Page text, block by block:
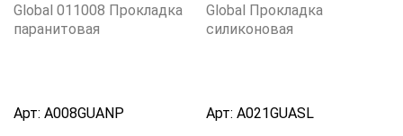
Global 011008 Прокладка
паранитовая
Арт: A008GUANP
Global Прокладка
силиконовая
Арт: A021GUASL